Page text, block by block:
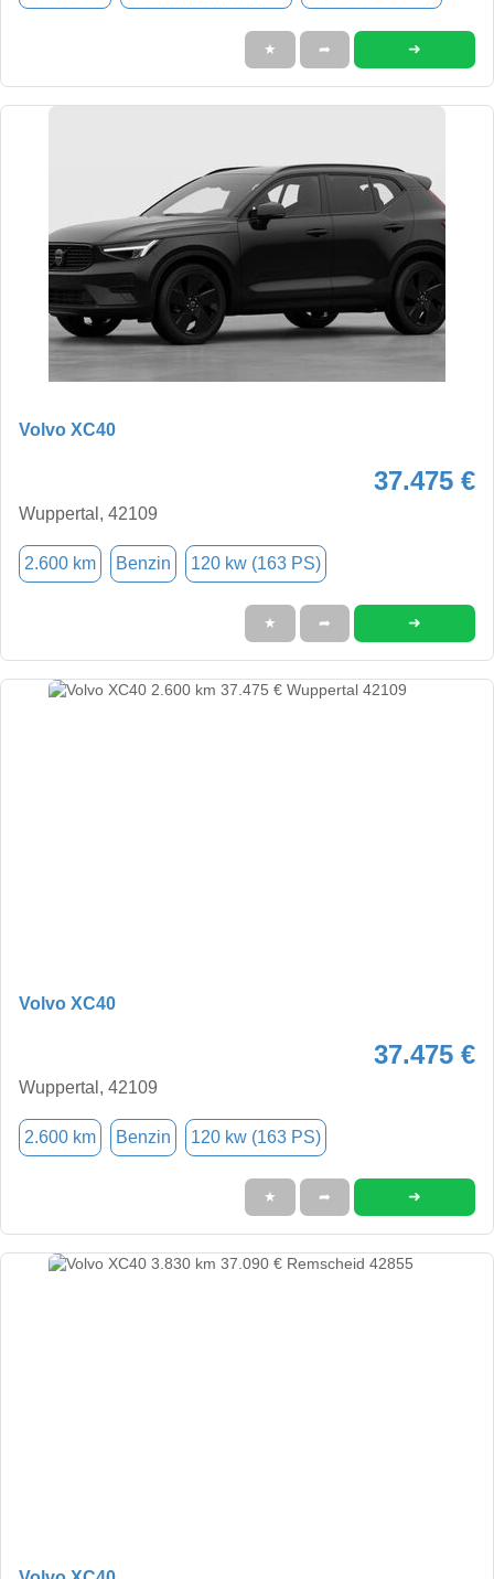
★ ➦ ➜
Volvo XC40
37.475 €
Wuppertal, 42109
2.600 km Benzin 120 kw (163 PS)
★ ➦ ➜
Volvo XC40
37.475 €
Wuppertal, 42109
2.600 km Benzin 120 kw (163 PS)
★ ➦ ➜